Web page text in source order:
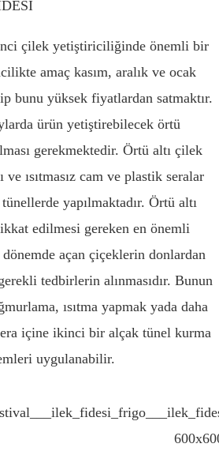
çilek yetiştiriciliğinde önemli bir
amaç kasım, aralık ve ocak
bunu yüksek fiyatlardan satmaktır.
ürün yetiştirebilecek örtü
gerekmektedir. Örtü altı çilek
ısıtmasız cam ve plastik seralar
yapılmaktadır. Örtü altı
edilmesi gereken en önemli
açan çiçeklerin donlardan
tedbirlerin alınmasıdır. Bunun
ısıtma yapmak yada daha
içine ikinci bir alçak tünel kurma
uygulanabilir.